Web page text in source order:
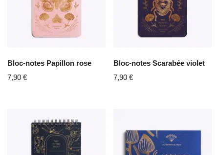
Bloc-notes Papillon rose
7,90 €
Bloc-notes Scarabée violet
7,90€